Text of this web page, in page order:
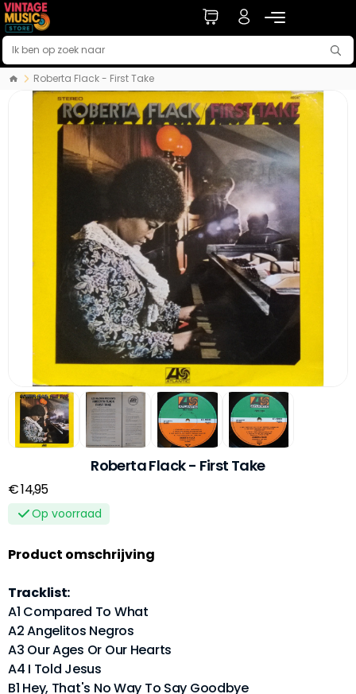
Roberta Flack - First Take
Roberta Flack - First Take
€ 14,95
Op voorraad
Product omschrijving
Tracklist:
A1 Compared To What
A2 Angelitos Negros
A3 Our Ages Or Our Hearts
A4 I Told Jesus
B1 Hey, That's No Way To Say Goodbye